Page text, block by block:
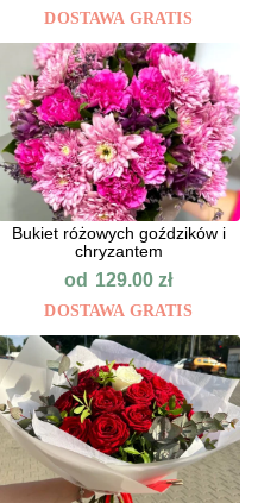
DOSTAWA GRATIS
Bukiet różowych goździków i
chryzantem
od 129.00zł
DOSTAWA GRATIS